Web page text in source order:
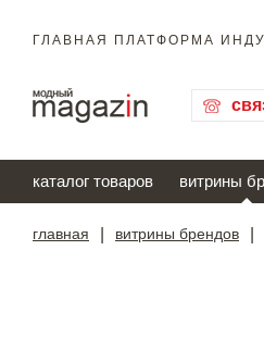
ГЛАВНАЯ ПЛАТФОРМА
каталог товаров витрины
главная витрины брендов